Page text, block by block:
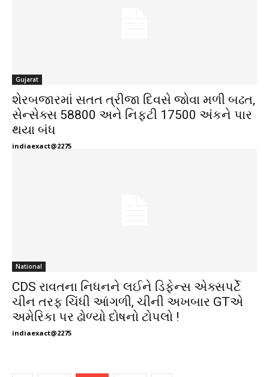
Gujarat
શેરબજારમાં સતત ત્રીજા દિવસે જોવા મળી બઢત,
સેન્સેક્સ 58800 અને નિફ્ટી 17500 અંકને પાર
થયા બંધ
indiaexact@2275
National
CDS રાવતના નિધનને લઈને ડિફેન્સ એક્સપર્ટે
ચીન તરફ ચિંધી આંગળી, ચીની અખબાર GTએ
અમેરિકા પર ઢોળ્યો દોષનો ટોપલો !
indiaexact@2275